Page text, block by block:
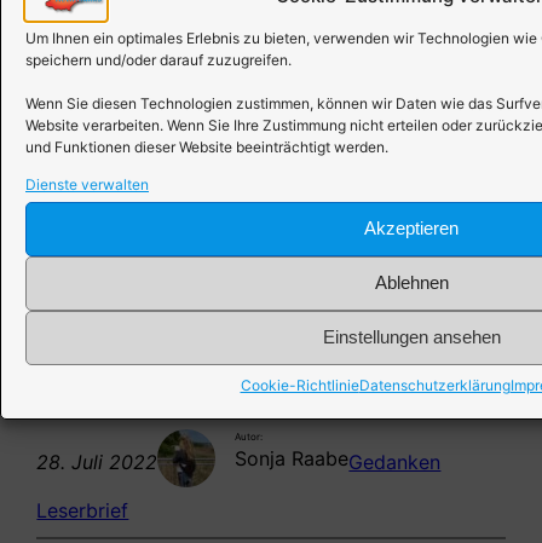
Um Ihnen ein optimales Erlebnis zu bieten, verwenden wir Technologien
speichern und/oder darauf zuzugreifen.
Wenn Sie diesen Technologien zustimmen, können wir Daten wie das
Website verarbeiten. Wenn Sie Ihre Zustimmung nicht erteilen oder
und Funktionen dieser Website beeinträchtigt werden.
Dienste verwalten
Akzeptieren
Ablehnen
Einstellungen ansehen
Cookie-RichtlinieDatenschutzerklärung
Sollten wir nicht endlich eine neue Richtung
einschlagen, mehr teilen, mehr aufeinander
achten, weniger konsumieren, bescheidener,
demütiger werden? Ist es nicht so, dass nicht
der Mensch glücklich ist, der viel hat,
sondern jener Mensch, der wenig braucht?
Sollten wir nicht das unsere Kinder lehren
und ihnen ein Vorbild sein?
Usinger Anzeiger, Sonja Raabe
Hunoldstal 24.12.2017
28. Juli 2022
Autor:
Sonja RaabeGedanken
Leserbrief